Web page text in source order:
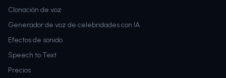
Clonación de voz
Generador de voz de celebridades con IA
Efectos de sonido
Speech to Text
Precios